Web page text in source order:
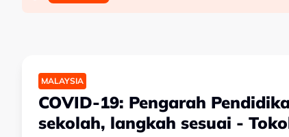
MALAYSIA
COVID-19: Pengarah
sekolah, langkah sesuai -